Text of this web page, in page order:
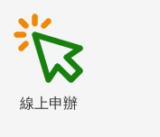
線上申辦